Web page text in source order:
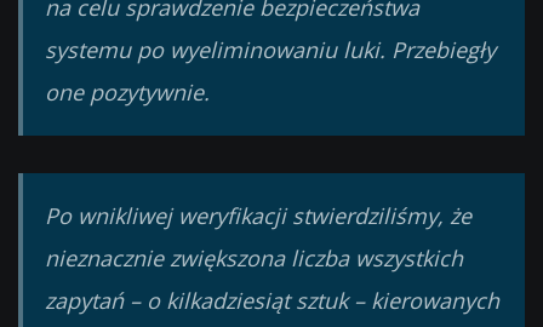
na celu sprawdzenie bezpieczeństwa
systemu po wyeliminowaniu luki. Przebiegły
one pozytywnie.
Po wnikliwej weryfikacji stwierdziliśmy, że
nieznacznie zwiększona liczba wszystkich
zapytań – o kilkadziesiąt sztuk – kierowanych